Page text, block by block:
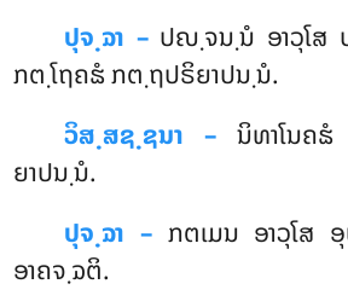
ປຸຈ຺ຉາ –ປຎ຺ຈນ຺ນໍ ອາວຸໂສ
ກຕ຺ໂຖຄຘໍ ກຕ຺ຖປຣິຍາປນ຺ນໍ.
ວິສ຺ສຊ຺ຊນາ –ນິທາໂນຄຘໍ
ຍາປນ຺ນໍ.
ປຸຈ຺ຉາ –ກຕເມນ ອາວຸໂສ
ອາຄຈ຺ຉຕິ.